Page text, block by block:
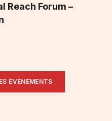
Reach Forum –
ÉVÉNEMENTS